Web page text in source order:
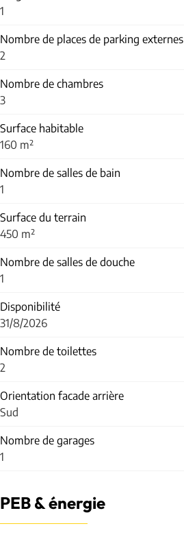
1
Nombre de places de parking externes
2
Nombre de chambres
3
Surface habitable
160 m²
Nombre de salles de bain
1
Surface du terrain
450 m²
Nombre de salles de douche
1
Disponibilité
31/8/2026
Nombre de toilettes
2
Orientation facade arrière
Sud
Nombre de garages
1
PEB & énergie